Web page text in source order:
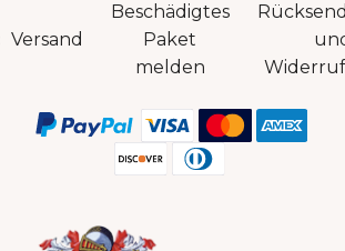
Versand
Beschädigtes
Paket
melden